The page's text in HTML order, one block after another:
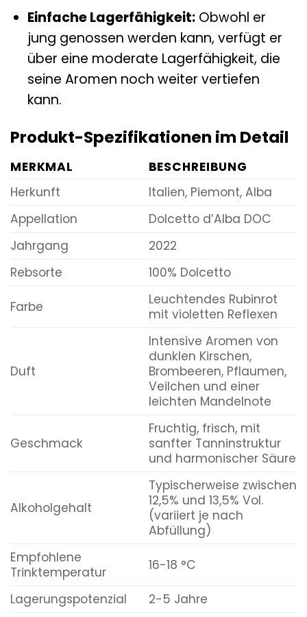
Einfache Lagerfähigkeit:Obwohl er
jung genossen werden kann, verfügt er
über eine moderate Lagerfähigkeit, die
seine Aromen noch weiter vertiefen
kann.
Produkt-Spezifikationen im Detail
MERKMAL
BESCHREIBUNG
Herkunft
Italien, Piemont, Alba
Appellation
Dolcetto d’Alba DOC
Jahrgang
2022
Rebsorte
100% Dolcetto
Farbe
Leuchtendes Rubinrot
mit violetten Reflexen
Duft
Intensive Aromen von
dunklen Kirschen,
Brombeeren, Pflaumen,
Veilchen und einer
leichten Mandelnote
Geschmack
Fruchtig, frisch, mit
sanfter Tanninstruktur
und harmonischer Säure
Alkoholgehalt
Typischerweise zwischen
12,5% und 13,5% Vol.
(variiert je nach
Abfüllung)
Empfohlene
Trinktemperatur
16-18 °C
Lagerungspotenzial 2-5 Jahre